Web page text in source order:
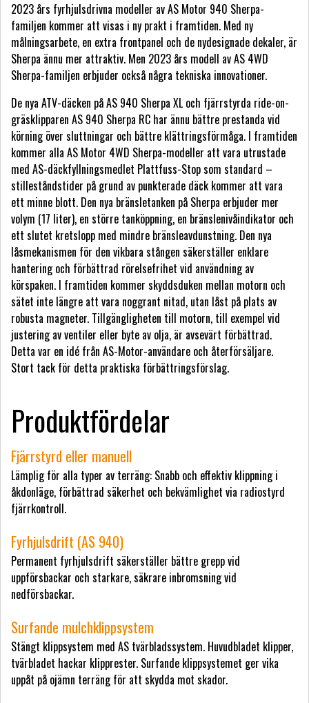
2023 års fyrhjulsdrivna modeller av AS Motor 940 Sherpa-
familjen kommer att visas i ny prakt i framtiden. Med ny
målningsarbete, en extra frontpanel och de nydesignade dekaler, är
Sherpa ännu mer attraktiv. Men 2023 års modell av AS 4WD
Sherpa-familjen erbjuder också några tekniska innovationer.
De nya ATV-däcken på AS 940 Sherpa XL och fjärrstyrda ride-on-
gräsklipparen AS 940 Sherpa RC har ännu bättre prestanda vid
körning över sluttningar och bättre klättringsförmåga. I framtiden
kommer alla AS Motor 4WD Sherpa-modeller att vara utrustade
med AS-däckfyllningsmedlet Plattfuss-Stop som standard –
stilleståndstider på grund av punkterade däck kommer att vara
ett minne blott. Den nya bränsletanken på Sherpa erbjuder mer
volym (17 liter), en större tanköppning, en bränslenivåindikator och
ett slutet kretslopp med mindre bränsleavdunstning. Den nya
låsmekanismen för den vikbara stången säkerställer enklare
hantering och förbättrad rörelsefrihet vid användning av
körspaken. I framtiden kommer skyddsduken mellan motorn och
sätet inte längre att vara noggrant nitad, utan låst på plats av
robusta magneter. Tillgängligheten till motorn, till exempel vid
justering av ventiler eller byte av olja, är avsevärt förbättrad.
Detta var en idé från AS-Motor-användare och återförsäljare.
Stort tack för detta praktiska förbättringsförslag.
Produktfördelar
Fjärrstyrd eller manuell
Lämplig för alla typer av terräng: Snabb och effektiv klippning i
åkdonläge, förbättrad säkerhet och bekvämlighet via radiostyrd
fjärrkontroll.
Fyrhjulsdrift (AS 940)
Permanent fyrhjulsdrift säkerställer bättre grepp vid
uppförsbackar och starkare, säkrare inbromsning vid
nedförsbackar.
Surfande mulchklippsystem
Stängt klippsystem med AS tvärbladssystem. Huvudbladet klipper,
tvärbladet hackar klipprester. Surfande klippsystemet ger vika
uppåt på ojämn terräng för att skydda mot skador.